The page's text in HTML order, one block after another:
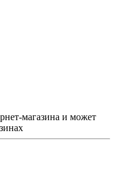
магазина и может